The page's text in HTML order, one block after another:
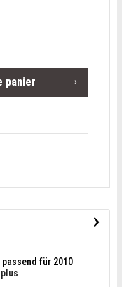
panier
für 2010
plus